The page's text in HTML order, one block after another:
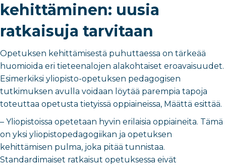
kehittäminen: uusia
ratkaisuja tarvitaan
Opetuksen kehittämisestä puhuttaessa on tärkeää
huomioida eri tieteenalojen alakohtaiset eroavaisuudet.
Esimerkiksi yliopisto-opetuksen pedagogisen
tutkimuksen avulla voidaan löytää parempia tapoja
toteuttaa opetusta tietyissä oppiaineissa, Määttä esittää.
– Yliopistoissa opetetaan hyvin erilaisia oppiaineita. Tämä
on yksi yliopistopedagogiikan ja opetuksen
kehittämisen pulma, joka pitää tunnistaa.
Standardimaiset ratkaisut opetuksessa eivät